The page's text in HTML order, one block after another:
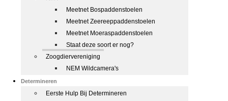
Meetnet Bospaddenstoelen
Meetnet Zeereeppaddenstoelen
Meetnet Moeraspaddenstoelen
Staat deze soort er nog?
Zoogdiervereniging
NEM Wildcamera's
Determineren
Eerste Hulp Bij Determineren